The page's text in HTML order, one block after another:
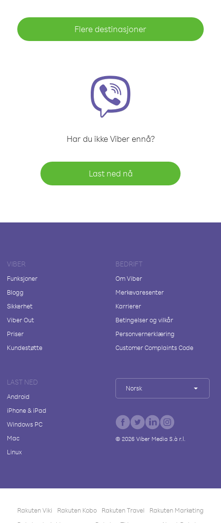
Flere destinasjoner
Har du ikke Viber ennå?
Last ned nå
VIBER
Funksjoner
Blogg
Sikkerhet
Viber Out
Priser
Kundestøtte
BEDRIFT
Om Viber
Merkevaresenter
Karrierer
Betingelser og vilkår
Personvernerklæring
Customer Complaints Code
LAST NED
Android
iPhone & iPad
Windows PC
Mac
Linux
Norsk
© 2026Viber Media S.à r.l.
Rakuten Viki Rakuten Kobo Rakuten Travel
Rakuten Marketing